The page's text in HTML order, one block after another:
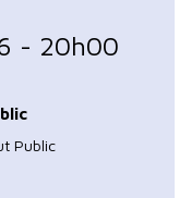
- 20h00
Public